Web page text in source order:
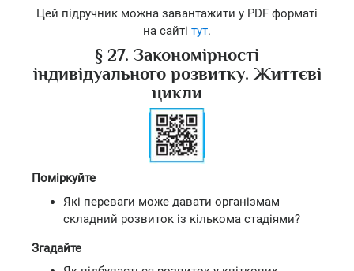
Цей підручник можна завантажити у PDF форматі
на сайті тут.
§ 27. Закономірності
індивідуального розвитку. Життєві
цикли
Поміркуйте
Які переваги може давати організмам
складний розвиток із кількома стадіями?
Згадайте